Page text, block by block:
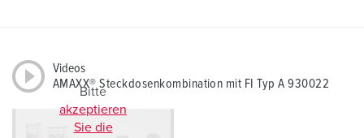
Videos
AMAXX® Steckdosenkombination mit FI Typ A 930022
Bitte
akzeptieren
Sie die